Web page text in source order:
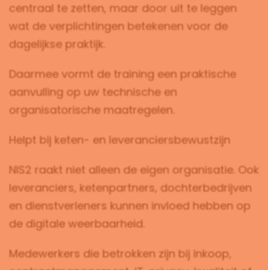
centraal te zetten, maar door uit te leggen
wat de verplichtingen betekenen voor de
dagelijkse praktijk.
Daarmee vormt de training een praktische
aanvulling op uw technische en
organisatorische maatregelen.
Helpt bij keten- en leveranciersbewustzijn
NIS2 raakt niet alleen de eigen organisatie. Ook
leveranciers, ketenpartners, dochterbedrijven
en dienstverleners kunnen invloed hebben op
de digitale weerbaarheid.
Medewerkers die betrokken zijn bij inkoop,